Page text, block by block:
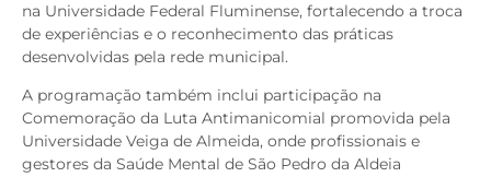
na Universidade Federal Fluminense, fortalecendo a troca
de experiências e o reconhecimento das práticas
desenvolvidas pela rede municipal.
A programação também inclui participação na
Comemoração da Luta Antimanicomial promovida pela
Universidade Veiga de Almeida, onde profissionais e
gestores da Saúde Mental de São Pedro da Aldeia